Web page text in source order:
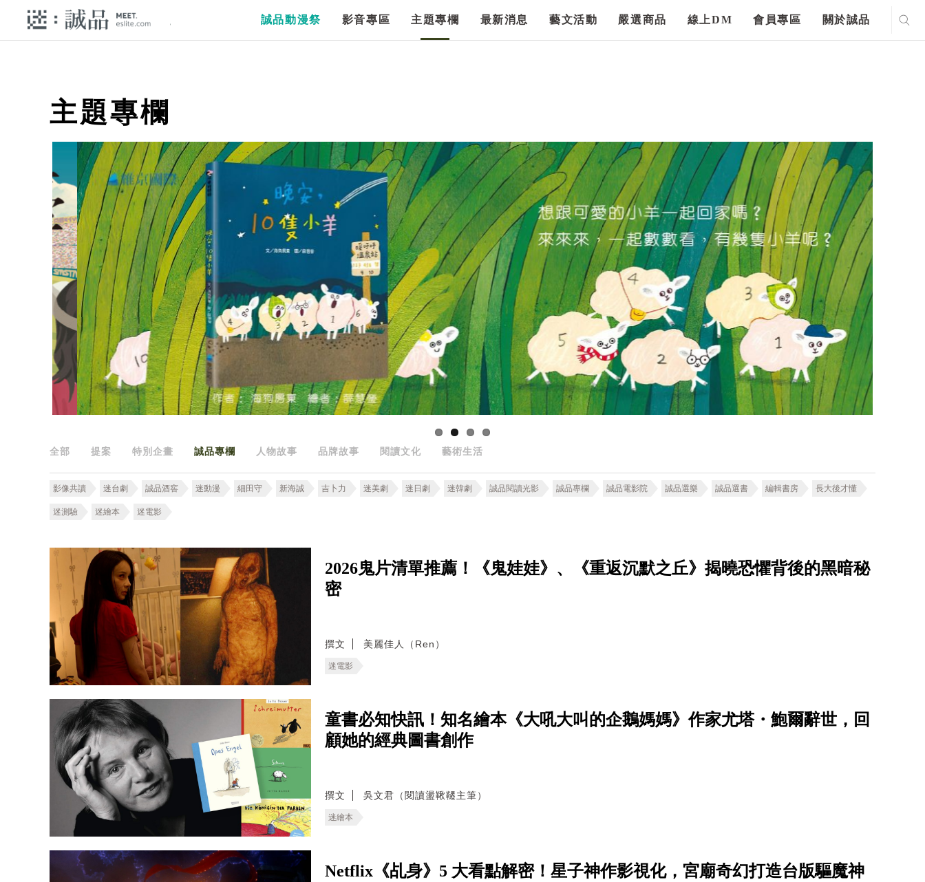
誠品動漫祭 影音專區 主題專欄 最新消息 藝文活動 嚴選商品 線上DM 會員專區 關於誠品
主題專欄
全部 提案 特別企畫 誠品專欄 人物故事 品牌故事 閱讀文化 藝術生活
影像共讀 迷台劇 誠品酒窖 迷動漫 細田守 新海誠 吉卜力 迷美劇 迷日劇 迷韓劇 誠品閱讀光影 誠品專欄 誠品電影院 誠品選樂 誠品選書 編輯書房 長大後才懂
迷測驗 迷繪本 迷電影
2026鬼片清單推薦！《鬼娃娃》、《重返沉默之丘》揭曉恐懼背後的黑暗秘
密
撰文 美麗佳人（Ren）
迷電影
童書必知快訊！知名繪本《大吼大叫的企鵝媽媽》作家尤塔・鮑爾辭世，回
顧她的經典圖書創作
撰文 吳文君（閱讀盪鞦韆主筆）
迷繪本
Netflix《乩身》5 大看點解密！星子神作影視化，宮廟奇幻打造台版驅魔神